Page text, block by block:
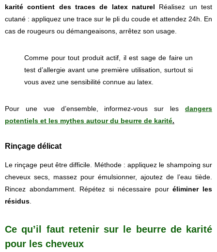
karité contient des traces de latex naturel Réalisez un test
cutané : appliquez une trace sur le pli du coude et attendez 24h. En
cas de rougeurs ou démangeaisons, arrêtez son usage.
Comme pour tout produit actif, il est sage de faire un
test d’allergie avant une première utilisation, surtout si
vous avez une sensibilité connue au latex.
Pour une vue d’ensemble, informez-vous sur les dangers
potentiels et les mythes autour du beurre de karité.
Rinçage délicat
Le rinçage peut être difficile. Méthode : appliquez le shampoing sur
cheveux secs, massez pour émulsionner, ajoutez de l’eau tiède.
Rincez abondamment. Répétez si nécessaire pouréliminer les
résidus
Ce qu’il faut retenir sur le beurre de karité
pour les cheveux